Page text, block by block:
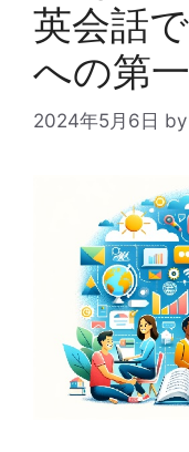
英会話
への第一
2024年5月6日 by